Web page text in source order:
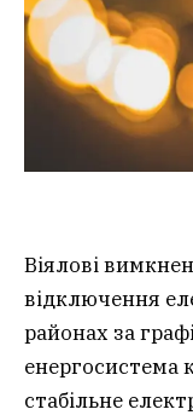
Віялові
відключення
районах за
енергосистема
стабільне